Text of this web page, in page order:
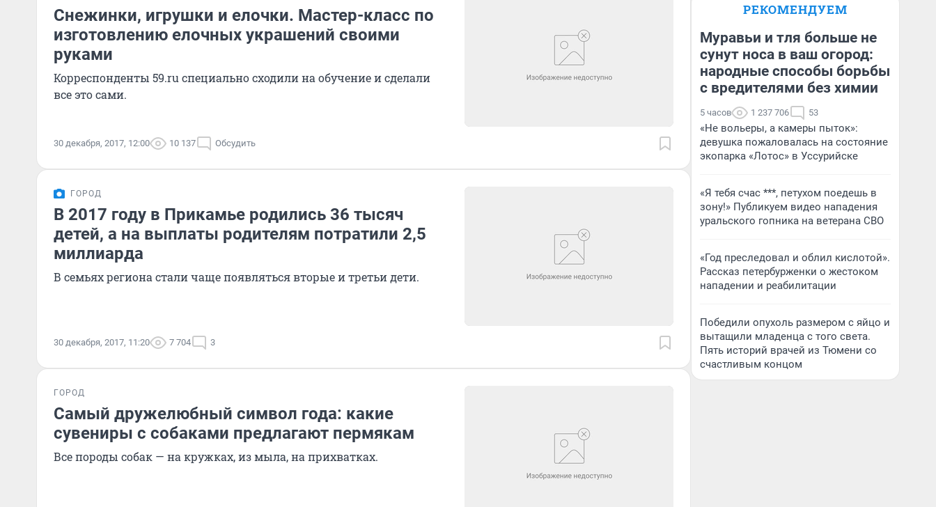
Снежинки, игрушки и елочки. Мастер-класс по
изготовлению елочных украшений своими
руками
Корреспонденты 59.ru специально сходили на обучение и сделали
все это сами.
30 декабря, 2017, 12:00 10 137 Обсудить
ГОРОД
В 2017 году в Прикамье родились 36 тысяч
детей, а на выплаты родителям потратили 2,5
миллиарда
В семьях региона стали чаще появляться вторые и третьи дети.
30 декабря, 2017, 11:20 7 704 3
ГОРОД
Самый дружелюбный символ года: какие
сувениры с собаками предлагают пермякам
Все породы собак — на кружках, из мыла, на прихватках.
РЕКОМЕНДУЕМ
Муравьи и тля больше не
сунут носа в ваш огород:
народные способы борьбы
с вредителями без химии
5 часов 1 237 706 53
«Не вольеры, а камеры пыток»:
девушка пожаловалась на состояние
экопарка «Лотос» в Уссурийске
«Я тебя счас ***, петухом поедешь в
зону!» Публикуем видео нападения
уральского гопника на ветерана СВО
«Год преследовал и облил кислотой».
Рассказ петербурженки о жестоком
нападении и реабилитации
Победили опухоль размером с яйцо и
вытащили младенца с того света.
Пять историй врачей из Тюмени со
счастливым концом